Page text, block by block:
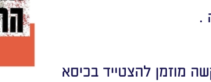
מוזמן להצטייד בכיסא